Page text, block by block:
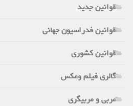
قوانین جدید
قوانین فدراسیون جهانی
قوانین کشوری
گالری فیلم وعکس
مربی و مربیگری